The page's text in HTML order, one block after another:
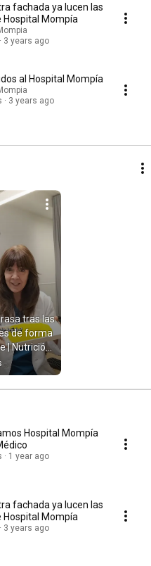
fachada ya lucen las
Hospital Mompía
3 years ago
al Hospital Mompía
3 years ago
tras las
de forma
| Nutrición
Hospital Mompía
1 year ago
fachada ya lucen las
Hospital Mompía
3 years ago